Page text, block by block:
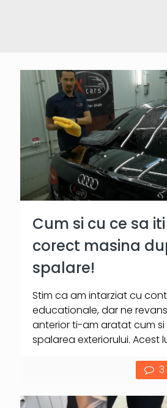
Cum si cu ce sa
corect masina
spalare!
Stim ca am intarziat cu
educationale, dar ne
anterior ti-am aratat cum
spalarea exteriorului. Acest
3